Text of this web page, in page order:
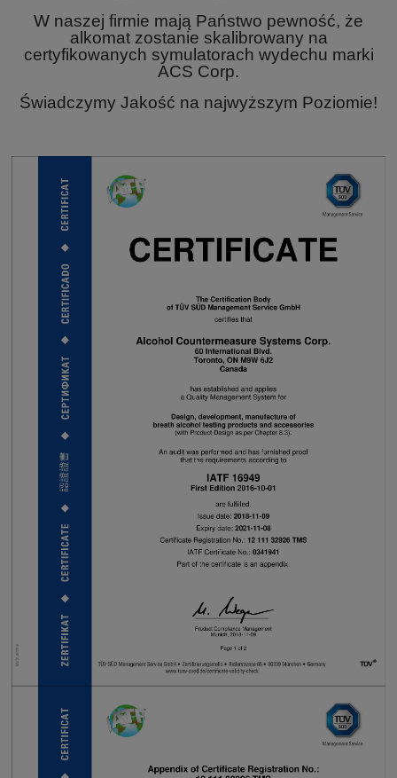
W naszej firmie mają Państwo pewność, że
alkomat zostanie skalibrowany na
certyfikowanych symulatorach wydechu marki
ACS Corp.
Świadczymy Jakość na najwyższym Poziomie!